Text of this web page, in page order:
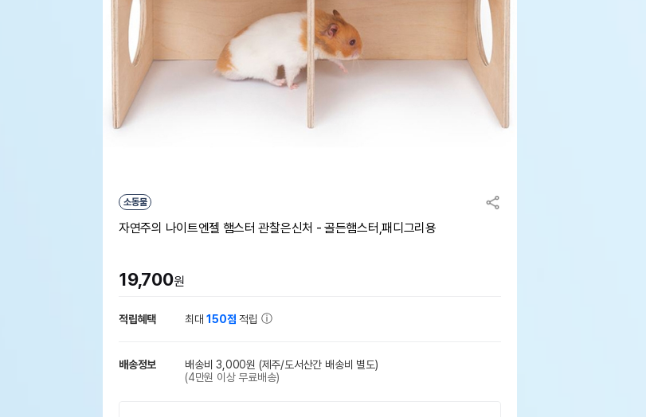
소동물
자연주의 나이트엔젤 햄스터 관찰은신처 - 골든햄스터,패디그리용
19,700원
적립혜택 최대150점 적립
배송정보 배송비 3,000원 (제주/도서산간 배송비 별도)
(4만원 이상 무료배송)